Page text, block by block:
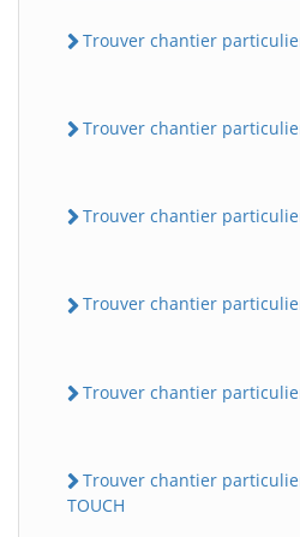
Trouver chantier
Trouver chantier
Trouver chantier particulier
Trouver chantier
Trouver chantier
Trouver chantier particulier
TOUCH